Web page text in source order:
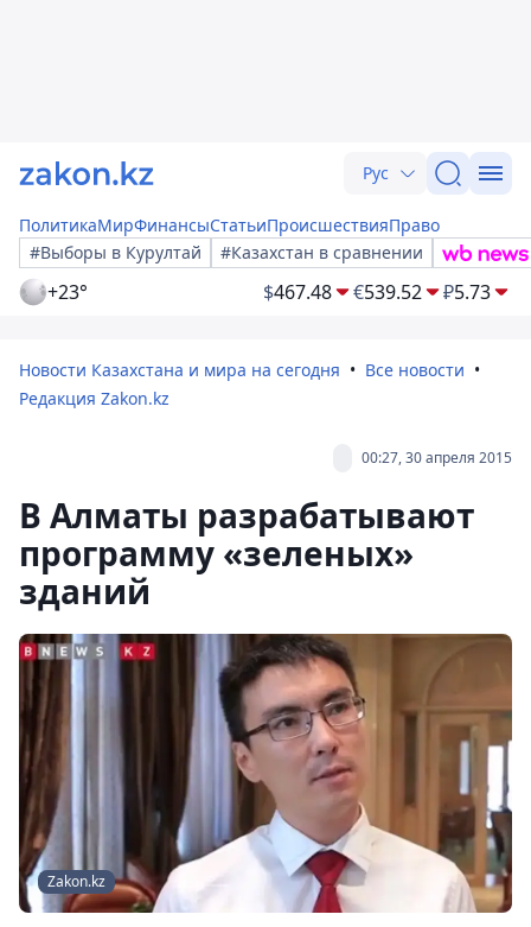
Рус
ПолитикаМирФинансыСтатьиПроисшествияПраво
#Выборы в Курултай
#Казахстан в сравнении
+23° $467.48 €539.52 ₽5.73
Новости Казахстана и мира на сегодня
Все новости
Редакция Zakon.kz
00:27, 30 апреля 2015
В Алматы разрабатывают
программу «зеленых»
зданий
Zakon.kz